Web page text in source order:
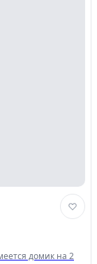
домик на 2